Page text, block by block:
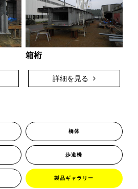
各拠点紹介
中途採用向け
求人エントリー
箱桁
詳細を見る
橋体
歩道橋
製品ギャラリー